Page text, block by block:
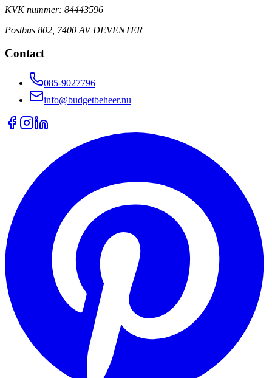
KVK nummer: 84443596
Postbus 802, 7400 AV DEVENTER
Contact
085-9027796
info@budgetbeheer.nu